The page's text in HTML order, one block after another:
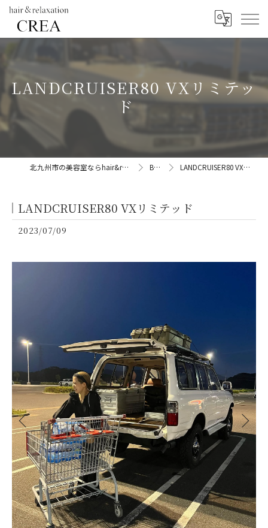
LANDCRUISER80 VXリミテッ
ド
北九州市の美容室ならhair&relaxation CREA BLOG LANDCRUISER80 VXリミテッド
LANDCRUISER80 VXリミテッド
2023/07/09